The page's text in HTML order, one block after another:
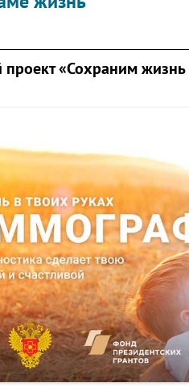
проект «Сохраним